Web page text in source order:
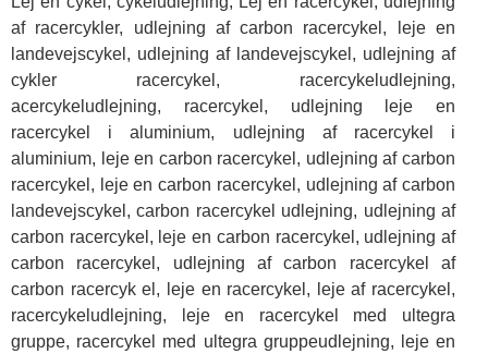
af racercykler, udlejning af carbon racercykel, leje en
landevejscykel, udlejning af landevejscykel, udlejning af
cykler racercykel, racercykeludlejning,
acercykeludlejning, racercykel, udlejning leje en
racercykel i aluminium, udlejning af racercykel i
aluminium, leje en carbon racercykel, udlejning af carbon
racercykel, leje en carbon racercykel, udlejning af carbon
landevejscykel, carbon racercykel udlejning, udlejning af
carbon racercykel, leje en carbon racercykel, udlejning af
carbon racercykel, udlejning af carbon racercykel af
carbon racercyk el, leje en racercykel, leje af racercykel,
racercykeludlejning, leje en racercykel med ultegra
gruppe, racercykel med ultegra gruppeudlejning, leje en